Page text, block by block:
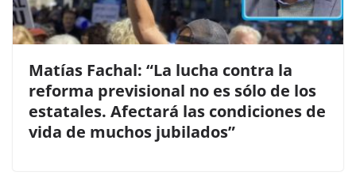
Matías Fachal: “La lucha contra la
reforma previsional no es sólo de los
estatales. Afectará las condiciones de
vida de muchos jubilados”